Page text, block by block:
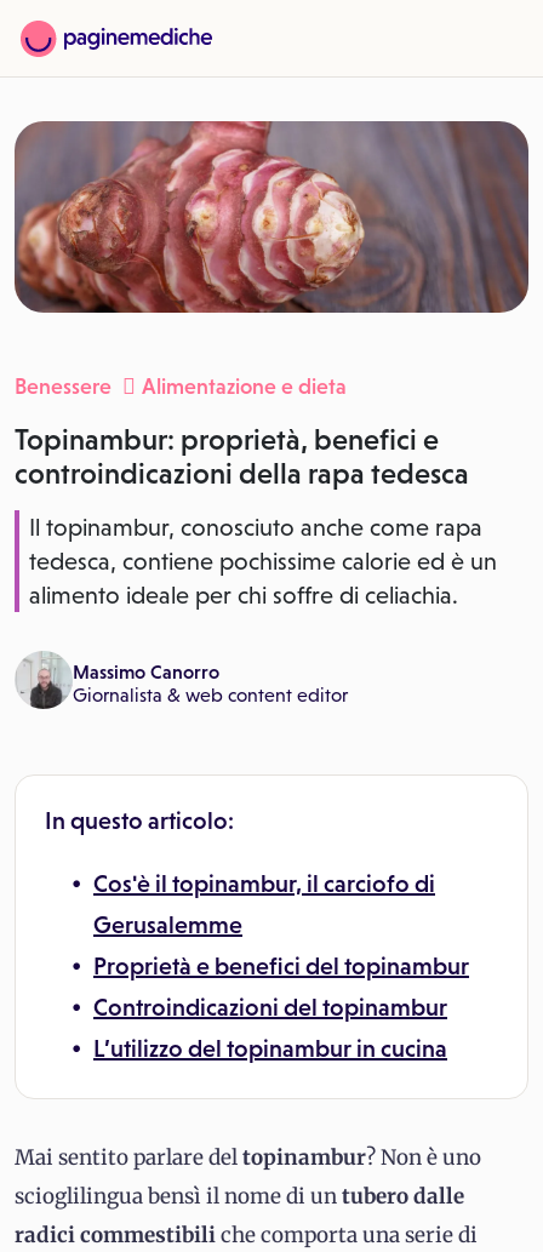
Benessere Alimentazione e dieta
Topinambur: proprietà, benefici e
controindicazioni della rapa tedesca
Il topinambur, conosciuto anche come rapa
tedesca, contiene pochissime calorie ed è un
alimento ideale per chi soffre di celiachia.
Massimo Canorro
Giornalista & web content editor
In questo articolo:
Cos'è il topinambur, il carciofo di
Gerusalemme
Proprietà e benefici del topinambur
Controindicazioni del topinambur
L’utilizzo del topinambur in cucina
Mai sentito parlare deltopinambur? Non è uno
scioglilingua bensì il nome di untubero dalle
radici commestibiliche comporta una serie di